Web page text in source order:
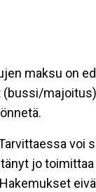
maksu on
voi
jo